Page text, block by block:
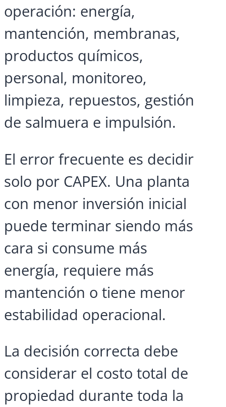
operación: energía,
mantención, membranas,
productos químicos,
personal, monitoreo,
limpieza, repuestos, gestión
de salmuera e impulsión.
El error frecuente es decidir
solo por CAPEX. Una planta
con menor inversión inicial
puede terminar siendo más
cara si consume más
energía, requiere más
mantención o tiene menor
estabilidad operacional.
La decisión correcta debe
considerar el costo total de
propiedad durante toda la